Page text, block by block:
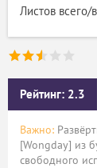
Листов всего/
Рейтинг: 2.3
Важно:
[Wongday] из
свободного